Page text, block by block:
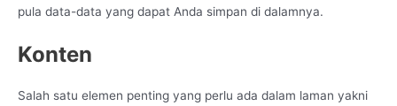
pula data-data yang dapat Anda simpan di dalamnya.
Konten
Salah satu elemen penting yang perlu ada dalam laman yakni